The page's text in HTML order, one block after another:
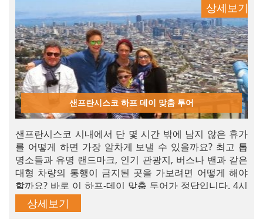
상세보기
샌프란시스코 하프 데이 맞춤 투어
샌프란시스코 시내에서 단 몇 시간 밖에 남지 않은 휴가
를 어떻게 하면 가장 알차게 보낼 수 있을까요? 최고 톱
명소들과 유명 랜드마크, 인기 관광지, 버스나 밴과 같은
대형 차량의 통행이 금지된 곳을 가보려면 어떻게 해야
할까요? 바로 이 하프-데이 맞춤 투어가 정답입니다. 4시
간 시티 맞춤 투어에 도어-투-도어 서비스로 시간을 절약
하고 모두 둘러보세요.
상세보기